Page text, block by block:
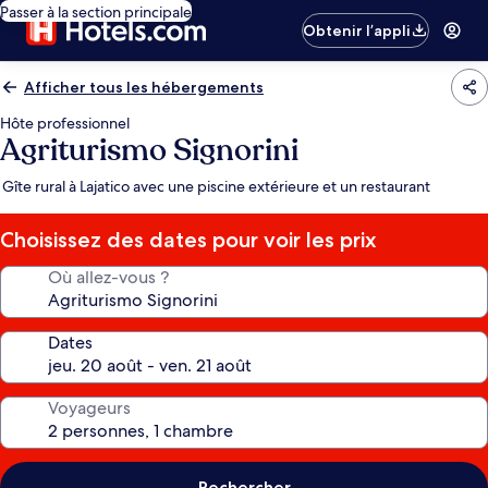
Passer à la section principale
Obtenir l’appli
Afficher tous les hébergements
Hôte professionnel
Agriturismo Signorini
Gîte rural à Lajatico avec une piscine extérieure et un restaurant
Choisissez des dates pour voir les prix
Où allez-vous ?
Dates
Voyageurs